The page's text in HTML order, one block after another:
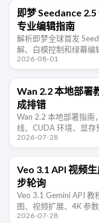
即梦 Seedance
专业编辑指南
解析即梦全球首发
解、白模控制和绿幕编
法。
2026-08-01
Wan 2.2 本地部署
成排错
Wan 2.2 本地部署指南
线、CUDA 环境、显存
错误。
2026-07-28
Veo 3.1 API 视频
步轮询
Veo 3.1 Gemini API 教
图、视频扩展、4K 参
2026-07-28